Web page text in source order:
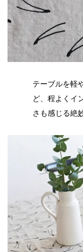
テーブルを軽
ど、程よくイ
さも感じる絶